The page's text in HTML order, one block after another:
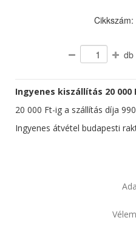
db
Ingyenes kiszállítás 20
20 000 Ft-ig a szállítás díja
Ingyenes átvétel budapesti